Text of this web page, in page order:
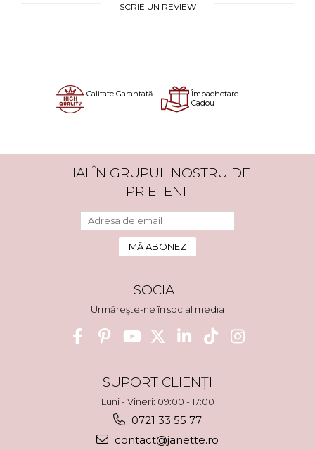
SCRIE UN REVIEW
Calitate Garantată
Împachetare
Cadou
HAI ÎN GRUPUL NOSTRU DE
PRIETENI!
SOCIAL
Urmărește-ne în social media
SUPORT CLIENȚI
Luni - Vineri: 09:00 - 17:00
0721 33 55 77
contact@janette.ro